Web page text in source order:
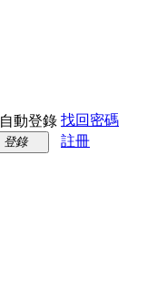
自動登錄 找回密碼
登錄
註冊